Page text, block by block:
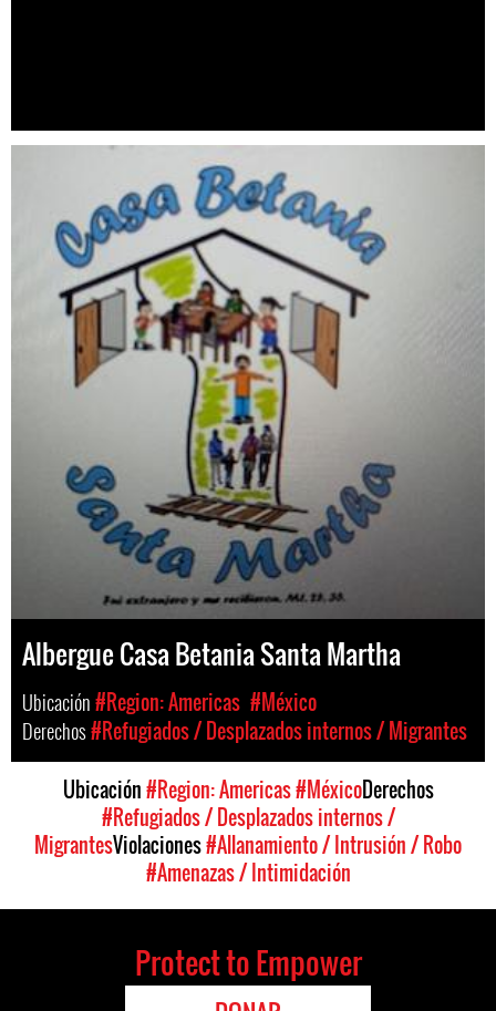
Albergue Casa Betania Santa Martha
Ubicación#Region: Americas #México
Derechos#Refugiados / Desplazados internos / Migrantes
Ubicación#Region: Americas#MéxicoDerechos
#Refugiados / Desplazados internos /
MigrantesViolaciones#Allanamiento / Intrusión / Robo
#Amenazas / Intimidación
Protect to Empower